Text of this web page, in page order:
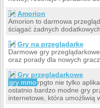
Amorion
Amorion to darmowa
ściągać żadnych
Gry na przeglądarkę
Darmowe gry
oraz porady dla nowych
Gry przeglądarkowe
gry mmorpgto nie tylko
ostatnio bardzo modne gry
internetowe, która umożliwią